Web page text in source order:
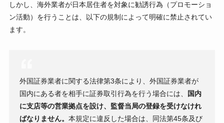
しかし、海外業者が日本居住者を対象に勧誘行為（プロモーショ
ン活動）を行うことは、以下の規制によって明確に禁止されてい
ます。
外国証券業者に関する法律第3条により、外国証券業者が
国内にある者を相手に証券取引行為を行う場合には、
国内
に支店等の営業拠点を設け、監督当局の登録を受けなけれ
ばなりません。 本規定に違反した場合は、同法第45条及び